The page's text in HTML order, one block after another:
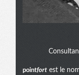
pointfort est le